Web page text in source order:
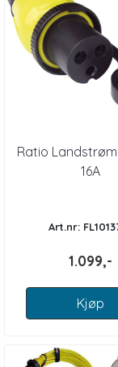
Ratio
16A
Art.nr:
1.099,-
Kjøp